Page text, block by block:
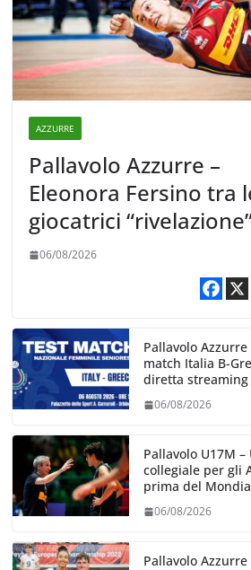
AZZURRE
Pallavolo Azzurre –
Eleonora Fersino tra
giocatrici
della VNL 2026 per
06/08/2026
Pallavolo Azzurre
match Italia B-
diretta streaming
06/08/2026
Pallavolo U17M –
collegiale per gli
prima del
06/08/2026
Pallavolo Azzurre